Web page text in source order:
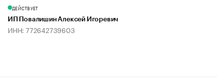
ДЕЙСТВУЕТ
ИП Повалишин Алексей Игоревич
ИНН: 772642739603